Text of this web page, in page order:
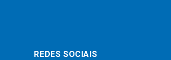
REDES SOCIAIS